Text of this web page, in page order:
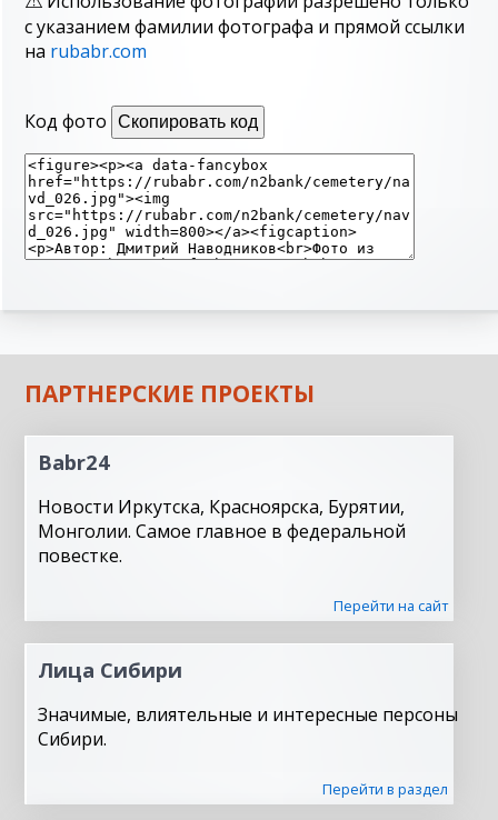
с указанием фамилии фотографа и прямой ссылки
на rubabr.com
Код фото Скопировать код
ПАРТНЕРСКИЕ ПРОЕКТЫ
Babr24
Новости Иркутска, Красноярска, Бурятии,
Монголии. Самое главное в федеральной
повестке.
Перейти на сайт
Лица Сибири
Значимые, влиятельные и интересные персоны
Сибири.
Перейти в раздел